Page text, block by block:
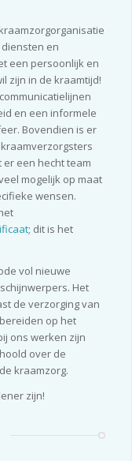
en
een persoonlijk en
zijn in de kraamtijd!
en een informele
Bovendien is er
een hecht team
mogelijk op maat
wensen.
; dit is het
vol nieuwe
Het
de verzorging van
op het
ons werken zijn
over de
kraamzorg.
zijn!